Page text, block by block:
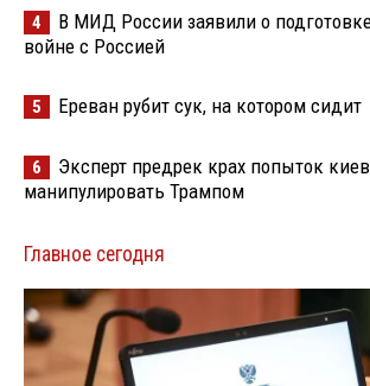
4
В МИД России заявили о
войне с Россией
5 Ереван рубит сук, на котором сидит
6
Эксперт предрек крах попыток
манипулировать Трампом
Главное сегодня